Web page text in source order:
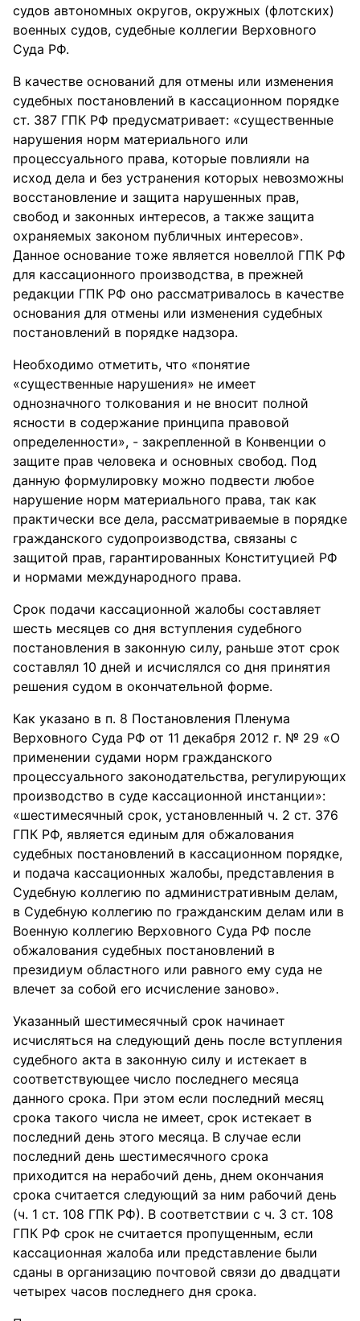
судов автономных округов, окружных (флотских)
военных судов, судебные коллегии Верховного
Суда РФ.
В качестве оснований для отмены или изменения
судебных постановлений в кассационном порядке
ст. 387 ГПК РФ предусматривает: «существенные
нарушения норм материального или
процессуального права, которые повлияли на
исход дела и без устранения которых невозможны
восстановление и защита нарушенных прав,
свобод и законных интересов, а также защита
охраняемых законом публичных интересов».
Данное основание тоже является новеллой ГПК РФ
для кассационного производства, в прежней
редакции ГПК РФ оно рассматривалось в качестве
основания для отмены или изменения судебных
постановлений в порядке надзора.
Необходимо отметить, что «понятие
«существенные нарушения» не имеет
однозначного толкования и не вносит полной
ясности в содержание принципа правовой
определенности», - закрепленной в Конвенции о
защите прав человека и основных свобод. Под
данную формулировку можно подвести любое
нарушение норм материального права, так как
практически все дела, рассматриваемые в порядке
гражданского судопроизводства, связаны с
защитой прав, гарантированных Конституцией РФ
и нормами международного права.
Срок подачи кассационной жалобы составляет
шесть месяцев со дня вступления судебного
постановления в законную силу, раньше этот срок
составлял 10 дней и исчислялся со дня принятия
решения судом в окончательной форме.
Как указано в п. 8 Постановления Пленума
Верховного Суда РФ от 11 декабря 2012 г. № 29 «О
применении судами норм гражданского
процессуального законодательства, регулирующих
производство в суде кассационной инстанции»:
«шестимесячный срок, установленный ч. 2 ст. 376
ГПК РФ, является единым для обжалования
судебных постановлений в кассационном порядке,
и подача кассационных жалобы, представления в
Судебную коллегию по административным делам,
в Судебную коллегию по гражданским делам или в
Военную коллегию Верховного Суда РФ после
обжалования судебных постановлений в
президиум областного или равного ему суда не
влечет за собой его исчисление заново».
Указанный шестимесячный срок начинает
исчисляться на следующий день после вступления
судебного акта в законную силу и истекает в
соответствующее число последнего месяца
данного срока. При этом если последний месяц
срока такого числа не имеет, срок истекает в
последний день этого месяца. В случае если
последний день шестимесячного срока
приходится на нерабочий день, днем окончания
срока считается следующий за ним рабочий день
(ч. 1 ст. 108 ГПК РФ). В соответствии с ч. 3 ст. 108
ГПК РФ срок не считается пропущенным, если
кассационная жалоба или представление были
сданы в организацию почтовой связи до двадцати
четырех часов последнего дня срока.